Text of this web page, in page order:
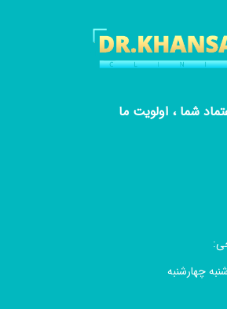
شما ، اولویت ما
چهارشنبه